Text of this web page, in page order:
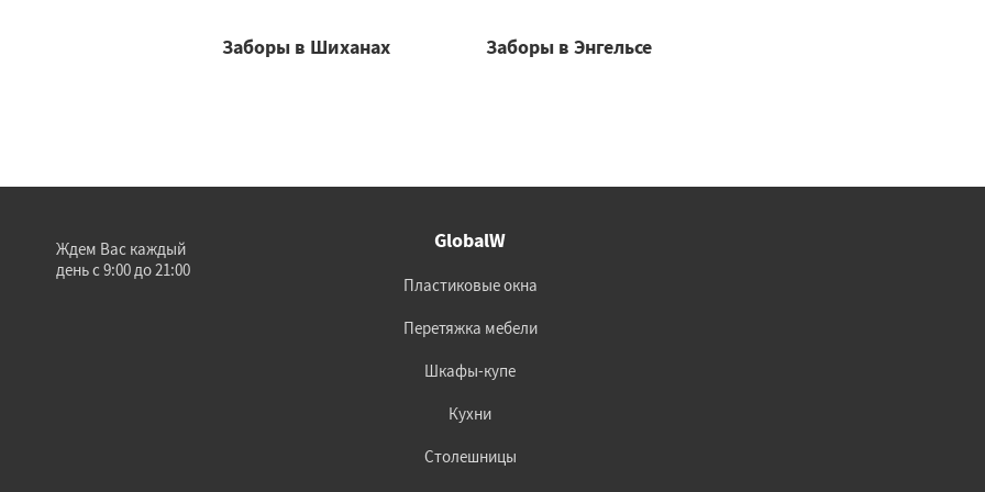
Заборы в Шиханах Заборы в Энгельсе
Ждем Вас каждый
день с 9:00 до 21:00
GlobalW
Пластиковые окна
Перетяжка мебели
Шкафы-купе
Кухни
Столешницы